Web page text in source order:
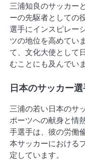
三浦知良のサッカー
ーの先駆者としての
選手にインスピレー
ツの地位を高めてい
て、文化大使として
むことにも及んでいま
日本のサッカー
三浦の若い日本のサ
ポーツへの献身と情
手選手は、彼の労働
本サッカーにおける
定しています。